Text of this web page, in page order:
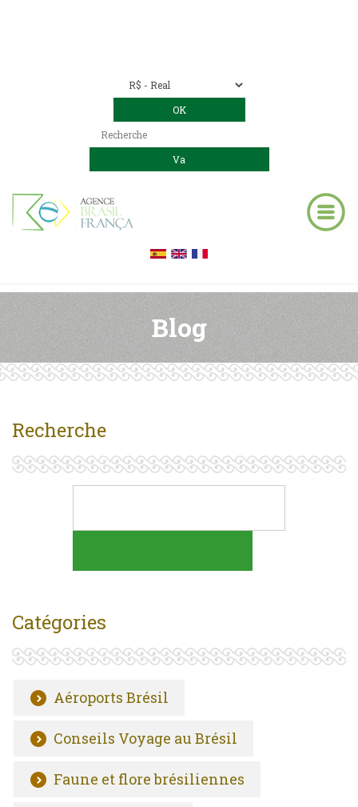
Blog
Recherche
Catégories
Aéroports Brésil
Conseils Voyage au Brésil
Faune et flore brésiliennes